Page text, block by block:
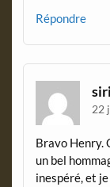
Répondre
22
Bravo Henry.
un bel
inespéré, et